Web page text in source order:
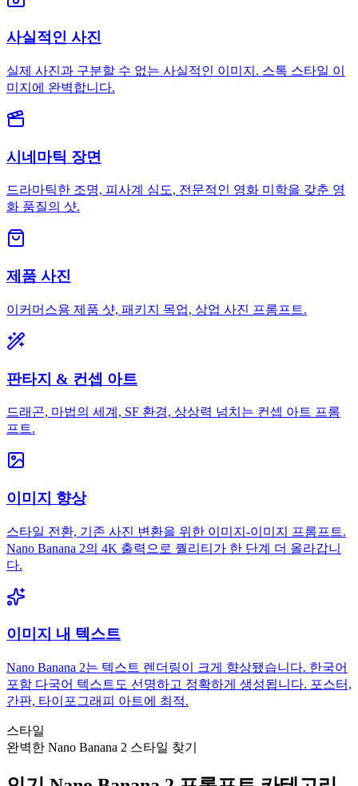
사실적인 사진
실제 사진과 구분할 수 없는 사실적인 이미지. 스톡 스타일 이
미지에 완벽합니다.
시네마틱 장면
드라마틱한 조명, 피사계 심도, 전문적인 영화 미학을 갖춘 영
화 품질의 샷.
제품 사진
이커머스용 제품 샷, 패키지 목업, 상업 사진 프롬프트.
판타지 & 컨셉 아트
드래곤, 마법의 세계, SF 환경, 상상력 넘치는 컨셉 아트 프롬
프트.
이미지 향상
스타일 전환, 기존 사진 변환을 위한 이미지-이미지 프롬프트.
Nano Banana 2의 4K 출력으로 퀄리티가 한 단계 더 올라갑니
다.
이미지 내 텍스트
Nano Banana 2는 텍스트 렌더링이 크게 향상됐습니다. 한국어
포함 다국어 텍스트도 선명하고 정확하게 생성됩니다. 포스터,
간판, 타이포그래피 아트에 최적.
스타일
완벽한 Nano Banana 2 스타일 찾기